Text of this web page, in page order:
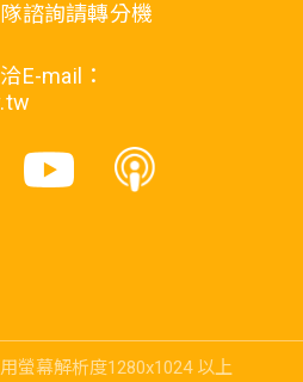
諮詢請轉分機
E-mail：
螢幕解析度1280x1024 以上